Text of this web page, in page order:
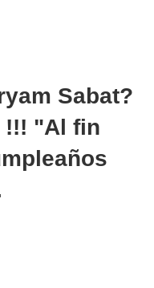
Sabat?
!!! "Al fin